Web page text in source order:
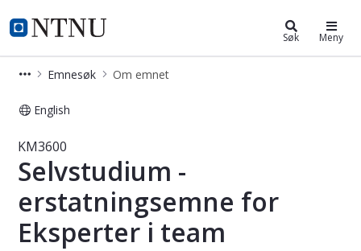
NTNU Hjemmeside
Studier Søk Meny
Emnesøk Om emnet
English
Emne - Selvstudium -
KM3600
Selvstudium -
erstatningsemne for
Eksperter i team